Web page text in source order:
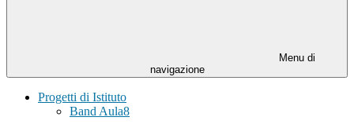
Menu di
navigazione
Progetti di Istituto
Band Aula8